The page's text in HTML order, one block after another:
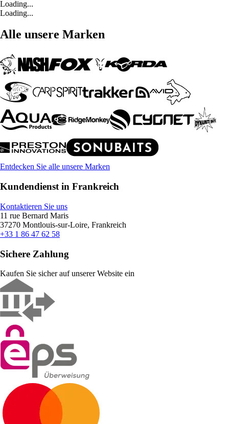
Loading...
Loading...
Alle unsere Marken
Entdecken Sie alle unsere Marken
Kundendienst in Frankreich
Kontaktieren Sie uns
11 rue Bernard Maris
37270 Montlouis-sur-Loire, Frankreich
+33 1 86 47 62 58
Sichere Zahlung
Kaufen Sie sicher auf unserer Website ein